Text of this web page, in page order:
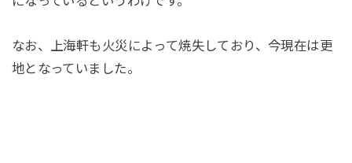
なお、上海軒も火災によって焼失しており、今現在は更
地となっていました。